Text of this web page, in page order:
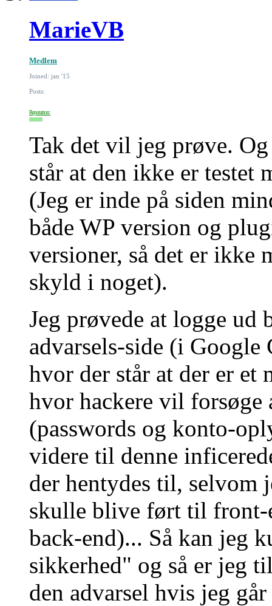
MarieVB
Medlem
Joined: jan '15
Posts:
Reputation:
Tak det vil jeg prøve.
står at den ikke er testet
(Jeg er inde på siden
både WP version og
versioner, så det er ikke
skyld i noget).
Jeg prøvede at logge ud
advarsels-side (i
hvor der står at der er
hvor hackere vil
(passwords og konto-
videre til denne
der hentydes til, selvom
skulle blive ført til front-
back-end)... Så kan jeg
sikkerhed" og så er jeg
den advarsel hvis jeg